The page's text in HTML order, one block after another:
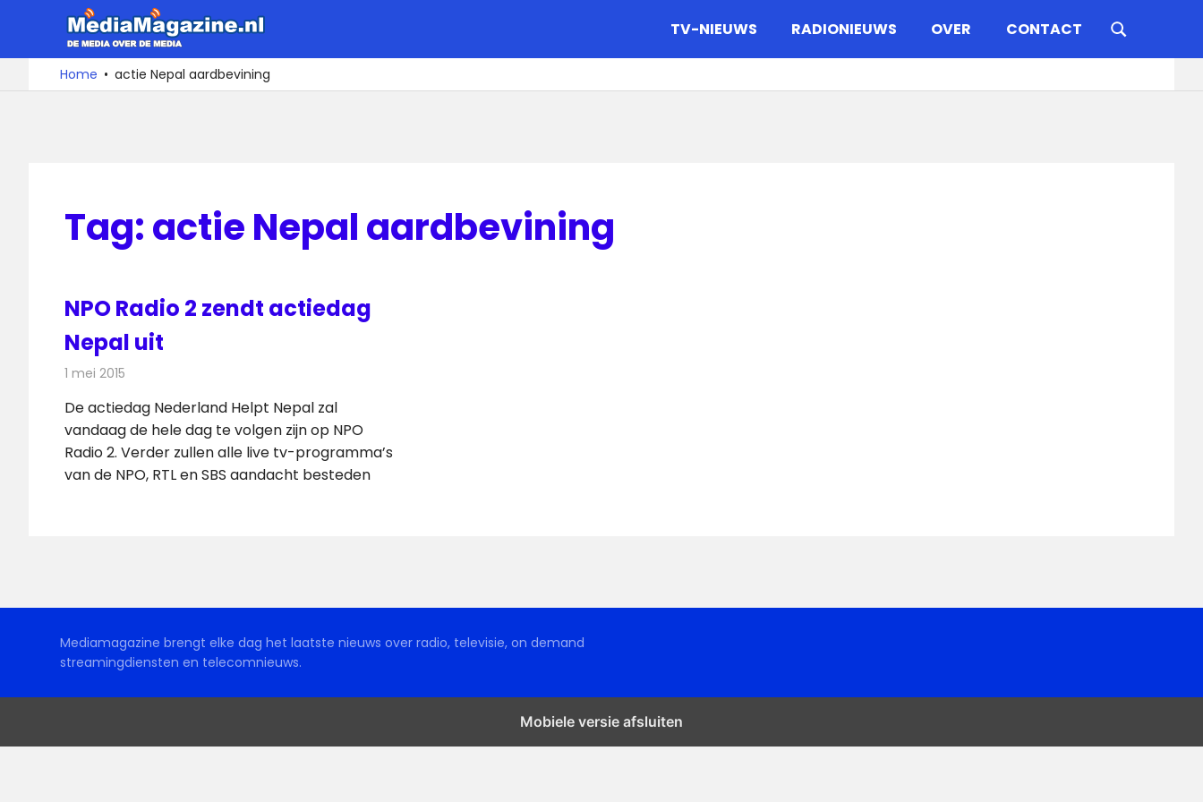
de
De
media
over
TV-NIEUWS RADIONIEUWS OVER CONTACT
Home actie Nepal aardbevining
Tag:actie Nepal aardbevining
NPO Radio 2 zendt actiedag
Nepal uit
1 mei 2015
De actiedag Nederland Helpt Nepal zal
vandaag de hele dag te volgen zijn op NPO
Radio 2. Verder zullen alle live tv-programma’s
van de NPO, RTL en SBS aandacht besteden
Mediamagazine brengt elke dag het laatste nieuws over radio, televisie, on demand
streamingdiensten en telecomnieuws.
Mobiele versie afsluiten